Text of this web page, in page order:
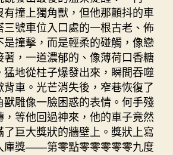
有撞上獨角獸，但他那顫抖的車
號車位入口處的一根古老、佈
撞擊，而是輕柔的碰觸，像戀
著，一道濃郁的、像薄荷口香糖
地從柱子爆發出來，瞬間吞噬
車。光芒消失後，窄巷恢復了
雕像一臉困惑的表情。何手殘
等他回過神來，他的車子竟然
巨大獎狀的牆壁上。獎狀上寫
庫獎——第零點零零零零零九度